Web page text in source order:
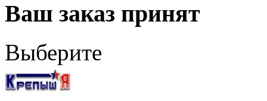
Ваш заказ принят
Выберите